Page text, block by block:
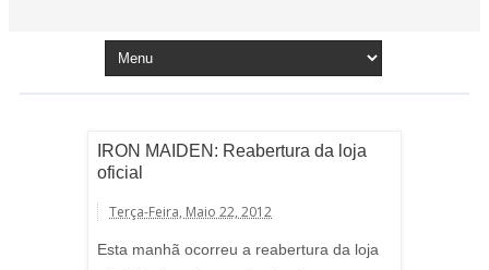
IRON MAIDEN: Reabertura da loja
oficial
Terça-Feira, Maio 22, 2012
Esta manhã ocorreu a reabertura da loja